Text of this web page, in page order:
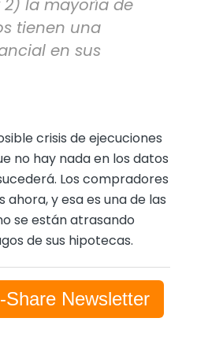
2) la mayoría de
tienen una
en sus
crisis de ejecuciones
no hay nada en los datos
Los compradores
y esa es una de las
se están atrasando
de sus hipotecas.
Newsletter